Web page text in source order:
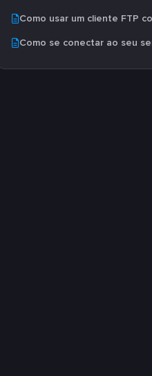
Como usar um cliente FTP
Como se conectar ao seu